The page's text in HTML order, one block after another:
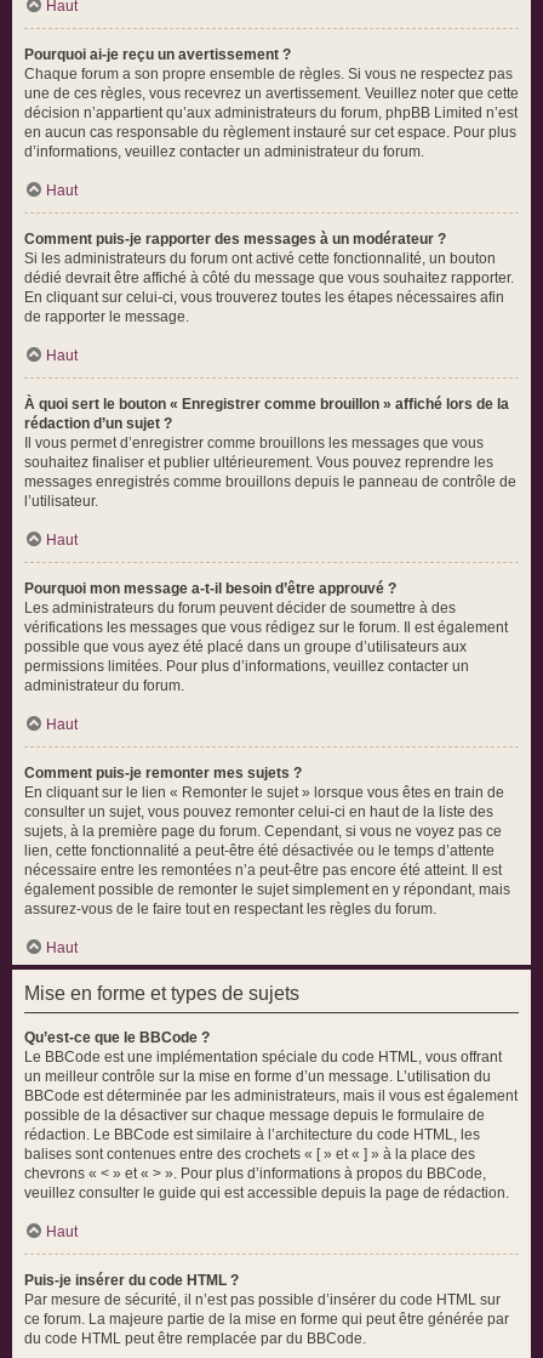
Haut
Pourquoi ai-je reçu un avertissement ?
Chaque forum a son propre ensemble de règles. Si vous ne respectez pas
une de ces règles, vous recevrez un avertissement. Veuillez noter que cette
décision n’appartient qu’aux administrateurs du forum, phpBB Limited n’est
en aucun cas responsable du règlement instauré sur cet espace. Pour plus
d’informations, veuillez contacter un administrateur du forum.
Haut
Comment puis-je rapporter des messages à un modérateur ?
Si les administrateurs du forum ont activé cette fonctionnalité, un bouton
dédié devrait être affiché à côté du message que vous souhaitez rapporter.
En cliquant sur celui-ci, vous trouverez toutes les étapes nécessaires afin
de rapporter le message.
Haut
À quoi sert le bouton « Enregistrer comme brouillon » affiché lors de la
rédaction d’un sujet ?
Il vous permet d’enregistrer comme brouillons les messages que vous
souhaitez finaliser et publier ultérieurement. Vous pouvez reprendre les
messages enregistrés comme brouillons depuis le panneau de contrôle de
l’utilisateur.
Haut
Pourquoi mon message a-t-il besoin d’être approuvé ?
Les administrateurs du forum peuvent décider de soumettre à des
vérifications les messages que vous rédigez sur le forum. Il est également
possible que vous ayez été placé dans un groupe d’utilisateurs aux
permissions limitées. Pour plus d’informations, veuillez contacter un
administrateur du forum.
Haut
Comment puis-je remonter mes sujets ?
En cliquant sur le lien « Remonter le sujet » lorsque vous êtes en train de
consulter un sujet, vous pouvez remonter celui-ci en haut de la liste des
sujets, à la première page du forum. Cependant, si vous ne voyez pas ce
lien, cette fonctionnalité a peut-être été désactivée ou le temps d’attente
nécessaire entre les remontées n’a peut-être pas encore été atteint. Il est
également possible de remonter le sujet simplement en y répondant, mais
assurez-vous de le faire tout en respectant les règles du forum.
Haut
Mise en forme et types de sujets
Qu’est-ce que le BBCode ?
Le BBCode est une implémentation spéciale du code HTML, vous offrant
un meilleur contrôle sur la mise en forme d’un message. L’utilisation du
BBCode est déterminée par les administrateurs, mais il vous est également
possible de la désactiver sur chaque message depuis le formulaire de
rédaction. Le BBCode est similaire à l’architecture du code HTML, les
balises sont contenues entre des crochets « [ » et « ] » à la place des
chevrons « < » et « > ». Pour plus d’informations à propos du BBCode,
veuillez consulter le guide qui est accessible depuis la page de rédaction.
Haut
Puis-je insérer du code HTML ?
Par mesure de sécurité, il n’est pas possible d’insérer du code HTML sur
ce forum. La majeure partie de la mise en forme qui peut être générée par
du code HTML peut être remplacée par du BBCode.